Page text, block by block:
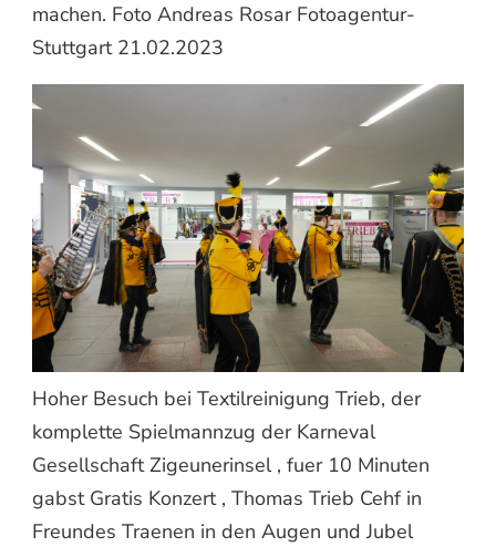
machen. Foto Andreas Rosar Fotoagentur-
Stuttgart 21.02.2023
Hoher Besuch bei Textilreinigung Trieb, der
komplette Spielmannzug der Karneval
Gesellschaft Zigeunerinsel , fuer 10 Minuten
gabst Gratis Konzert , Thomas Trieb Cehf in
Freundes Traenen in den Augen und Jubel